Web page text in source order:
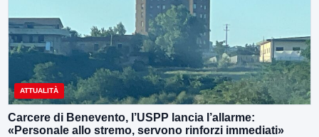
ATTUALITÀ
Carcere di Benevento, l’USPP lancia l’allarme:
«Personale allo stremo, servono rinforzi immediati»